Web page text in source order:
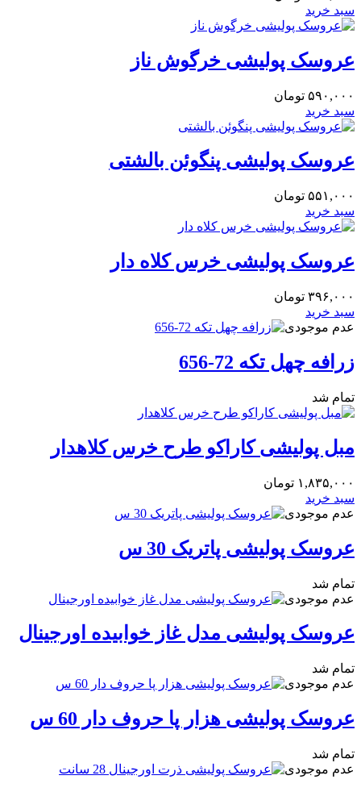
سبد خرید
عروسک پولیشی خرگوش ناز
۵۹۰,۰۰۰ تومان
سبد خرید
عروسک پولیشی پنگوئن بالشتی
۵۵۱,۰۰۰ تومان
سبد خرید
عروسک پولیشی خرس کلاه دار
۳۹۶,۰۰۰ تومان
سبد خرید
عدم موجودی
زرافه چهل تکه 72-656
تمام شد
مبل پولیشی کاراکو طرح خرس کلاهدار
۱,۸۳۵,۰۰۰ تومان
سبد خرید
عدم موجودی
عروسک پولیشی پاتریک 30 س
تمام شد
عدم موجودی
عروسک پولیشی مدل غاز خوابیده اورجینال
تمام شد
عدم موجودی
عروسک پولیشی هزار پا حروف دار 60 س
تمام شد
عدم موجودی